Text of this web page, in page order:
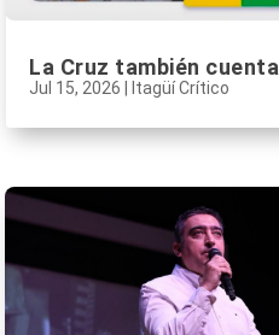
La Cruz también cuenta
Jul 15, 2026 Itagüí Crítico